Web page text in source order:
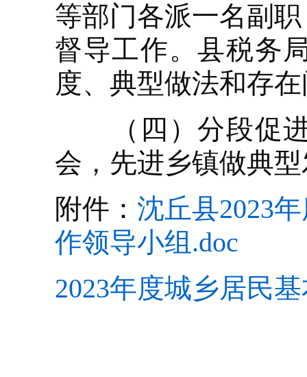
等部门各派一名副
督导工作。县税务
度、典型做法和存
（四）分段促进
会，先进乡镇做典
附件： 沈丘县2023
作领导小组.doc
2023年度城乡居民